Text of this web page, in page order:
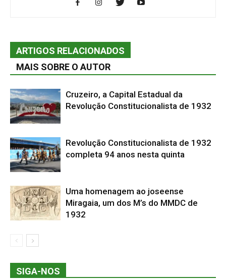
ARTIGOS RELACIONADOS
MAIS SOBRE O AUTOR
Cruzeiro, a Capital Estadual da
Revolução Constitucionalista de 1932
Revolução Constitucionalista de 1932
completa 94 anos nesta quinta
Uma homenagem ao joseense
Miragaia, um dos M’s do MMDC de
1932
SIGA-NOS